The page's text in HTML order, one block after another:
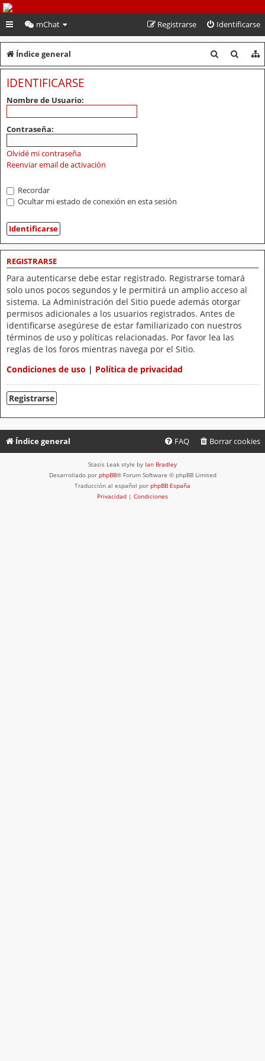
PeruVoley.com
mChat Identificarse
Registrarse
Índice general
u
u
IDENTIFICARSE
Nombre de Usuario:
Contraseña:
Olvidé mi contraseña
Reenviar email de activación
Recordar
Ocultar mi estado de conexión en esta sesión
REGISTRARSE
Para autenticarse debe estar registrado. Registrarse tomará
solo unos pocos segundos y le permitirá un amplio acceso al
sistema. La Administración del Sitio puede además otorgar
permisos adicionales a los usuarios registrados. Antes de
identificarse asegúrese de estar familiarizado con nuestros
términos de uso y políticas relacionadas. Por favor lea las
reglas de los foros mientras navega por el Sitio.
Condiciones de uso | Política de privacidad
Registrarse
Índice general Borrar cookies
FAQ
Stasis Leak style by Ian Bradley
Desarrollado por phpBB® Forum Software © phpBB Limited
Traducción al español por phpBB España
Privacidad | Condiciones